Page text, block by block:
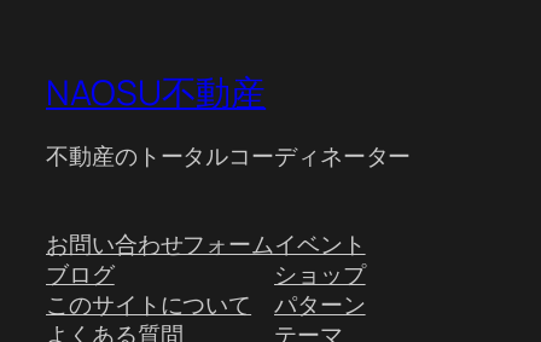
NAOSU不動産
不動産のトータルコーディネーター
お問い合わせフォーム
ブログ
このサイトについて
よくある質問
イベント
ショップ
パターン
テーマ